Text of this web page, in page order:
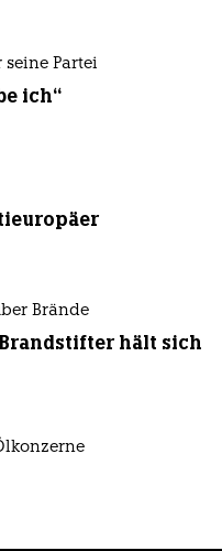
seine Partei
ich“
Brände
hält sich